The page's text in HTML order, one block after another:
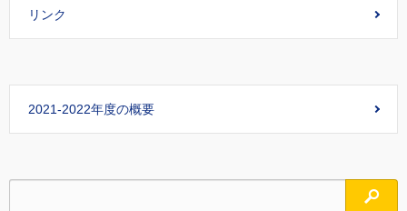
リンク
2021-2022年度の概要
検索